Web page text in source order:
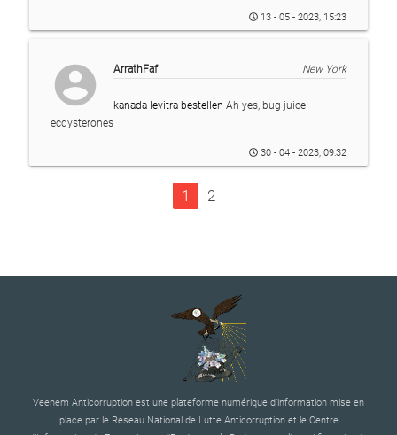
13 - 05 - 2023, 15:23
account_circle ArrathFaf New York
kanada levitra bestellen Ah yes, bug juice
ecdysterones
30 - 04 - 2023, 09:32
1 2
Veenem Anticorruption est une plateforme numérique d’information mise en
place par le Réseau National de Lutte Anticorruption et le Centre